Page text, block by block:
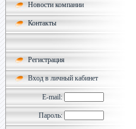
Новости компании
Контакты
Регистрация
Вход в личный кабинет
E-mail:
Пароль: